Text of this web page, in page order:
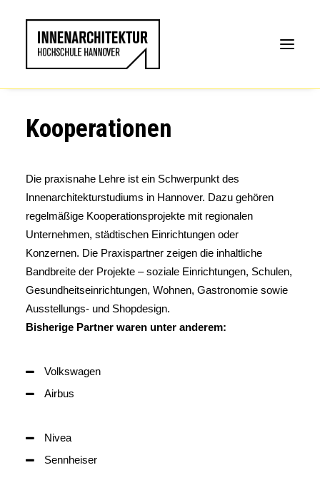
Kooperationen
Die praxisnahe Lehre ist ein Schwerpunkt des
Innenarchitekturstudiums in Hannover. Dazu gehören
regelmäßige Kooperationsprojekte mit regionalen
Unternehmen, städtischen Einrichtungen oder
Konzernen. Die Praxispartner zeigen die inhaltliche
Bandbreite der Projekte – soziale Einrichtungen, Schulen,
Gesundheitseinrichtungen, Wohnen, Gastronomie sowie
Ausstellungs- und Shopdesign.
Bisherige Partner waren unter anderem:
Volkswagen
Airbus
Nivea
Sennheiser